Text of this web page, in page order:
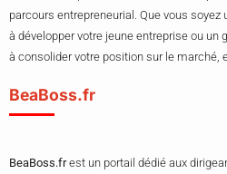
parcours entrepreneurial. Que vous
à développer votre jeune entreprise ou un
à consolider votre position sur le marché,
BeaBoss.fr
BeaBoss.frest un portail dédié aux